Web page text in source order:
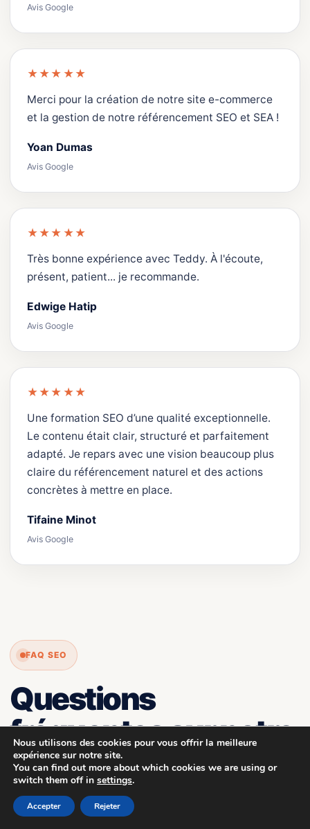
Avis Google
★★★★★
Merci pour la création de notre site e-commerce
et la gestion de notre référencement SEO et SEA !
Yoan Dumas
Avis Google
★★★★★
Très bonne expérience avec Teddy. À l'écoute,
présent, patient... je recommande.
Edwige Hatip
Avis Google
★★★★★
Une formation SEO d’une qualité exceptionnelle.
Le contenu était clair, structuré et parfaitement
adapté. Je repars avec une vision beaucoup plus
claire du référencement naturel et des actions
concrètes à mettre en place.
Tifaine Minot
Avis Google
FAQ SEO
Questions
fréquentes sur notre
agence SEO à Lyon
Voici les réponses aux questions les plus fréquentes
Nous utilisons des cookies pour vous offrir la meilleure
expérience sur notre site.
You can find out more about which cookies we are using or
switch them off in settings.
Accepter Rejeter